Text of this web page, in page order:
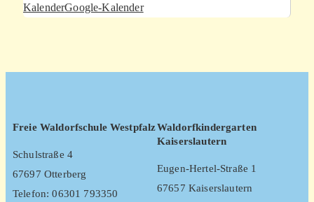
KalenderGoogle-Kalender
Freie Waldorfschule Westpfalz
Schulstraße 4
67697 Otterberg
Telefon: 06301 793350
Waldorfkindergarten
Kaiserslautern
Eugen-Hertel-Straße 1
67657 Kaiserslautern